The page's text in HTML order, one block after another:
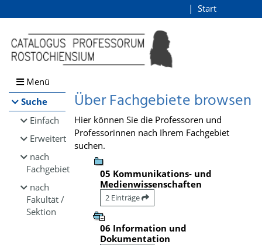
Browsen
direkt zum Inhalt
Start
Menü
Suche
Einfach
Erweitert
nach
Fachgebiet
nach
Fakultät /
Sektion
Über Fachgebiete browsen
Hier können Sie die Professoren und
Professorinnen nach Ihrem Fachgebiet
suchen.
05 Kommunikations- und
Medienwissenschaften
2 Einträge
06 Information und
Dokumentation